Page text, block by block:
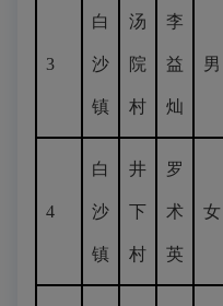
3
白
沙
镇
汤
院
村
李
益
灿
男
4
白
沙
镇
井
下
村
罗
术
英
女